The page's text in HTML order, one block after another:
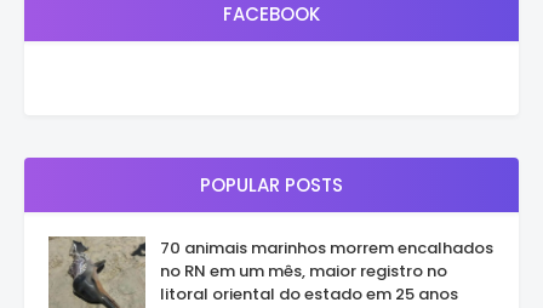
FACEBOOK
POPULAR POSTS
70 animais marinhos morrem encalhados
no RN em um mês, maior registro no
litoral oriental do estado em 25 anos